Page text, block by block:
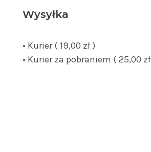
Wysyłka
• Kurier ( 19,00 zł )
• Kurier za pobraniem ( 25,00